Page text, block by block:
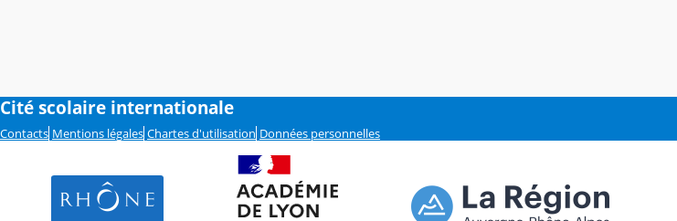
Cité scolaire internationale
Contacts Mentions légales Chartes d'utilisation Données personnelles